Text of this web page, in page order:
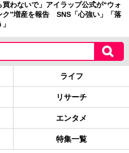
買わないで」アイラップ公式が“ウォ
ク”増産を報告 SNS「心強い」「落
ライフ
リサーチ
エンタメ
特集一覧